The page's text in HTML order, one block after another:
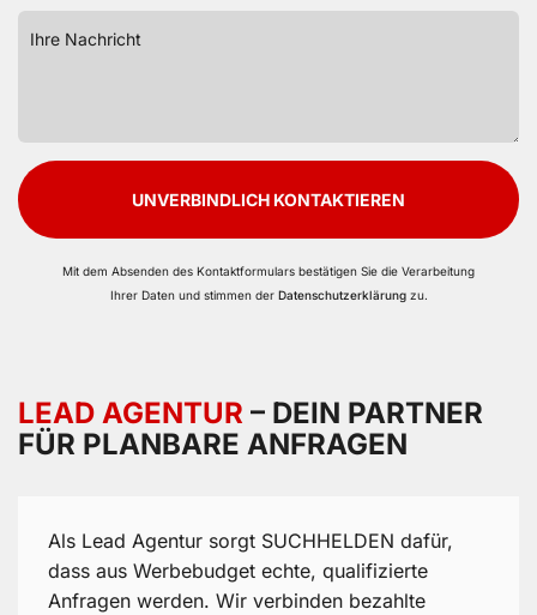
UNVERBINDLICH KONTAKTIEREN
Mit dem Absenden des Kontaktformulars bestätigen Sie die Verarbeitung
Ihrer Daten und stimmen der Datenschutzerklärungzu.
LEAD AGENTUR – DEIN PARTNER
FÜR PLANBARE ANFRAGEN
Als Lead Agentur sorgt SUCHHELDEN dafür,
dass aus Werbebudget echte, qualifizierte
Anfragen werden. Wir verbinden bezahlte